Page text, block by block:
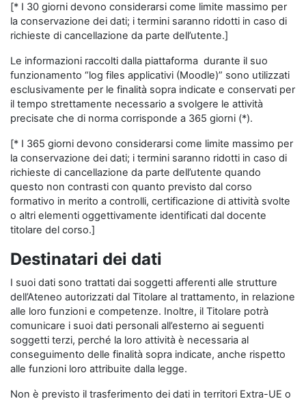
[* I 30 giorni devono considerarsi come limite massimo per
la conservazione dei dati; i termini saranno ridotti in caso di
richieste di cancellazione da parte dell’utente.]
Le informazioni raccolti dalla piattaforma durante il suo
funzionamento “log files applicativi (Moodle)” sono utilizzati
esclusivamente per le finalità sopra indicate e conservati per
il tempo strettamente necessario a svolgere le attività
precisate che di norma corrisponde a 365 giorni (*).
[* I 365 giorni devono considerarsi come limite massimo per
la conservazione dei dati; i termini saranno ridotti in caso di
richieste di cancellazione da parte dell’utente quando
questo non contrasti con quanto previsto dal corso
formativo in merito a controlli, certificazione di attività svolte
o altri elementi oggettivamente identificati dal docente
titolare del corso.]
Destinatari dei dati
I suoi dati sono trattati dai soggetti afferenti alle strutture
dell’Ateneo autorizzati dal Titolare al trattamento, in relazione
alle loro funzioni e competenze. Inoltre, il Titolare potrà
comunicare i suoi dati personali all’esterno ai seguenti
soggetti terzi, perché la loro attività è necessaria al
conseguimento delle finalità sopra indicate, anche rispetto
alle funzioni loro attribuite dalla legge.
Non è previsto il trasferimento dei dati in territori Extra-UE o